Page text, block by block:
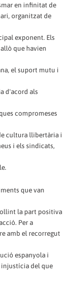
en infinitat de
organitzat de
exponent. Els
que havien
el suport mutu i
d'acord als
compromeses
cultura llibertària i
i els sindicats,
que van
la part positiva
Per a
amb el recorregut
espanyola i
del que